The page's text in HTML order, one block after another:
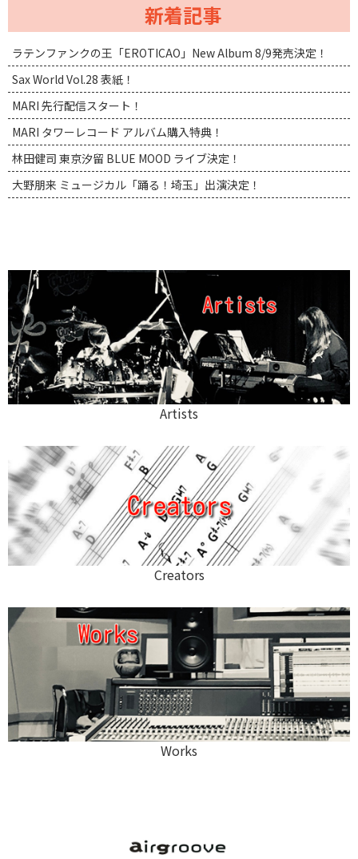
新着記事
ラテンファンクの王「EROTICAO」New Album 8/9発売決定！
Sax World Vol.28 表紙！
MARI 先行配信スタート！
MARI タワーレコード アルバム購入特典！
林田健司 東京汐留 BLUE MOOD ライブ決定！
大野朋来 ミュージカル「踊る！埼玉」出演決定！
Artists
Creators
Works